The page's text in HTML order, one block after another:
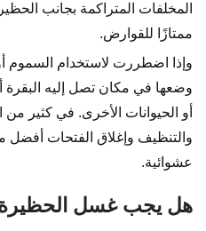
المخلفات المتراكمة بجانب
ممتازًا للقوارض.
وإذا اضطررت لاستخدام السموم
وضعها في مكان تصل إليه البقرة
أو الحيوانات الأخرى. في كثير من
والتنظيف وإغلاق الفتحات
عشوائية.
هل يجب غسل الحظيرة